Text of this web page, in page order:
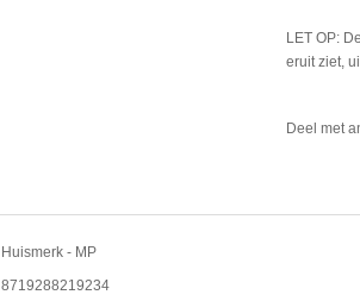
LET OP:
eruit ziet,
Deel met
Huismerk - MP
8719288219234